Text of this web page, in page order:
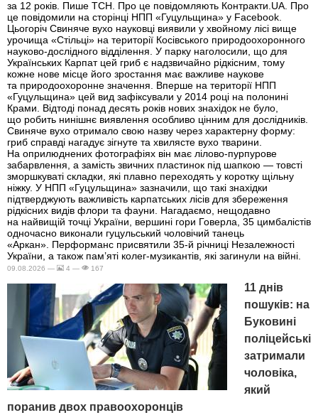
за 12 років. Пише ТСН. Про це повідомляють Контракти.UA. Про
це повідомили на сторінці НПП «Гуцульщина» у Facebook.
Цьогоріч Свиняче вухо науковці виявили у хвойному лісі вище
урочища «Стільці» на території Косівського природоохоронного
науково-дослідного відділення. У парку наголосили, що для
Українських Карпат цей гриб є надзвичайно рідкісним, тому
кожне нове місце його зростання має важливе наукове
та природоохоронне значення. Вперше на території НПП
«Гуцульщина» цей вид зафіксували у 2014 році на полонині
Крами. Відтоді понад десять років нових знахідок не було,
що робить нинішнє виявлення особливо цінним для дослідників.
Свиняче вухо отримало свою назву через характерну форму:
гриб справді нагадує зігнуте та хвилясте вухо тварини.
На оприлюднених фотографіях він має лілово-пурпурове
забарвлення, а замість звичних пластинок під шапкою — товсті
зморшкуваті складки, які плавно переходять у коротку щільну
ніжку. У НПП «Гуцульщина» зазначили, що такі знахідки
підтверджують важливість карпатських лісів для збереження
рідкісних видів флори та фауни. Нагадаємо, нещодавно
на найвищій точці України, вершині гори Говерла, 35 цимбалістів
одночасно виконали гуцульський чоловічий танець
«Аркан». Перформанс присвятили 35-й річниці Незалежності
України, а також пам’яті колег-музикантів, які загинули на війні.
09.08.2026 — 4 — 167
11 днів
пошуків: на
Буковині
поліцейські
затримали
чоловіка,
який
поранив двох правоохоронців